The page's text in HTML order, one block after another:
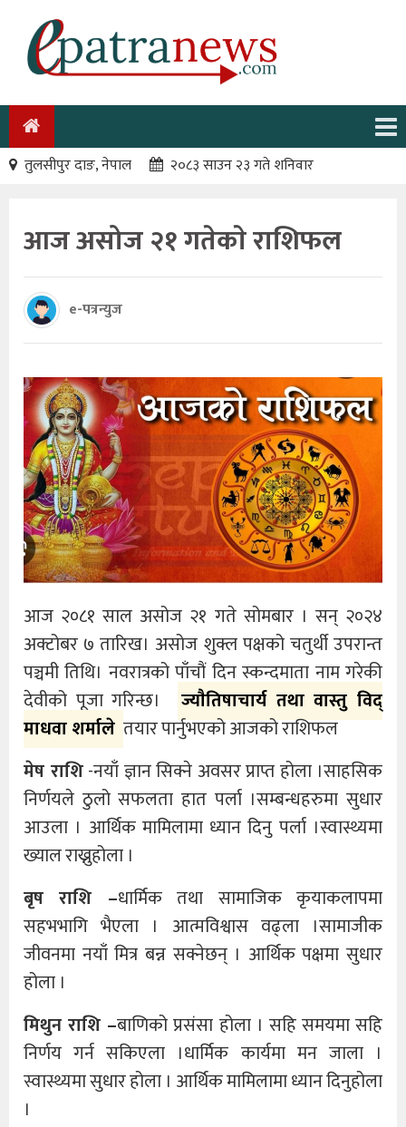
तुलसीपुर दाङ, नेपाल २०८३ साउन २३ गते शनिवार
आज असोज २१ गतेकाे राशिफल
e-पत्रन्युज
आज २०८१ साल असोज २१ गते सोमबार । सन् २०२४
अक्टोबर ७ तारिख। असोज शुक्ल पक्षको चतुर्थी उपरान्त
पञ्चमी तिथि। नवरात्रको पाँचौं दिन स्कन्दमाता नाम गरेकी
देवीको पूजा गरिन्छ।
ज्याैतिषाचार्य तथा वास्तु विद्
माधवा शर्माले तयार पार्नुभएको आजको राशिफल
मेष राशि-नयाँ ज्ञान सिक्ने अवसर प्राप्त होला ।साहसिक
निर्णयले ठुलो सफलता हात पर्ला ।सम्बन्धहरुमा सुधार
आउला । आर्थिक मामिलामा ध्यान दिनु पर्ला ।स्वास्थ्यमा
ख्याल राख्नुहोला ।
बृष राशि –धार्मिक तथा सामाजिक कृयाकलापमा
सहभभागि भैएला । आत्मविश्वास वढ्ला ।सामाजीक
जीवनमा नयाँ मित्र बन्न सक्नेछन् । आर्थिक पक्षमा सुधार
होला ।
मिथुन राशि –बाणिको प्रसंसा होला । सहि समयमा सहि
निर्णय गर्न सकिएला ।धार्मिक कार्यमा मन जाला ।
स्वास्थ्यमा सुधार होला । आर्थिक मामिलामा ध्यान दिनुहोला
।